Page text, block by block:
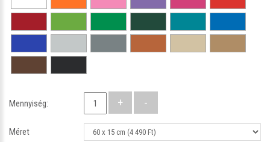
Mennyiség:
Méret